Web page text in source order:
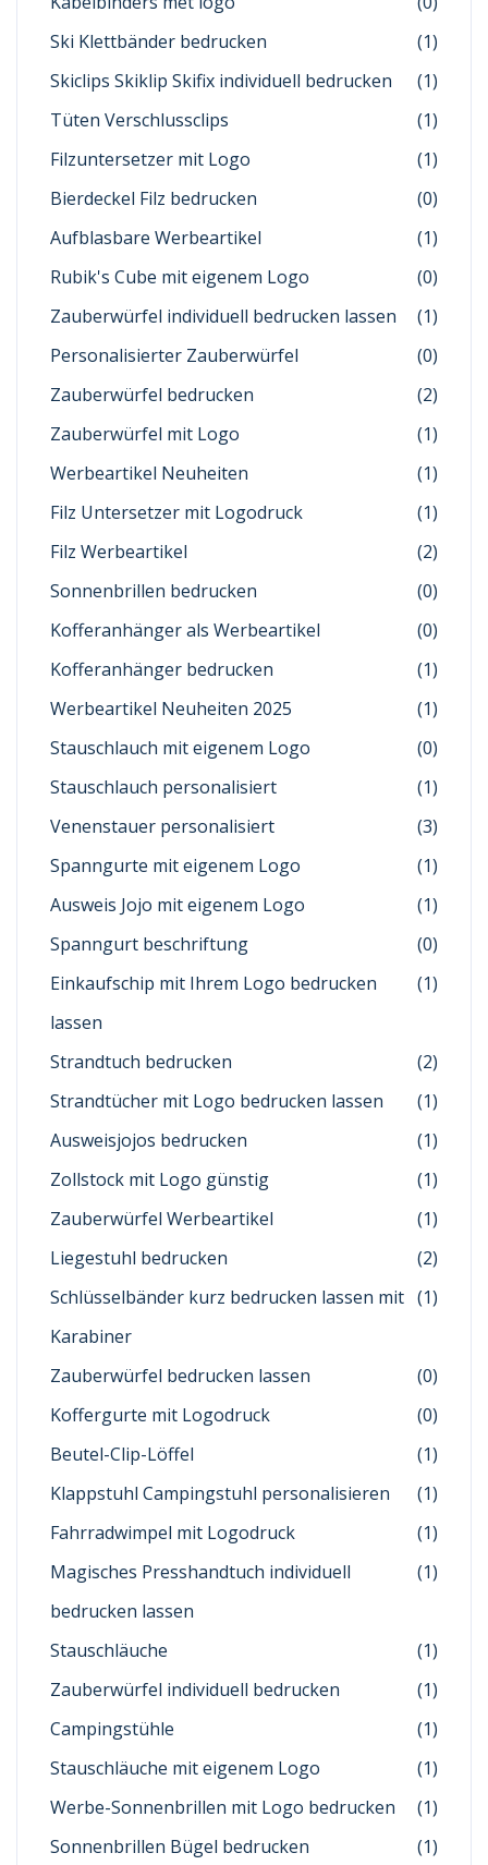
Ski Klettbänder bedrucken
(1)
Skiclips Skiklip Skifix individuell bedrucken
(1)
Tüten Verschlussclips
(1)
Filzuntersetzer mit Logo
(1)
Bierdeckel Filz bedrucken
(0)
Aufblasbare Werbeartikel
(1)
Rubik's Cube mit eigenem Logo
(0)
Zauberwürfel individuell bedrucken lassen
(1)
Personalisierter Zauberwürfel
(0)
Zauberwürfel bedrucken
(2)
Zauberwürfel mit Logo
(1)
Werbeartikel Neuheiten
(1)
Filz Untersetzer mit Logodruck
(1)
Filz Werbeartikel
(2)
Sonnenbrillen bedrucken
(0)
Kofferanhänger als Werbeartikel
(0)
Kofferanhänger bedrucken
(1)
Werbeartikel Neuheiten 2025
(1)
Stauschlauch mit eigenem Logo
(0)
Stauschlauch personalisiert
(1)
Venenstauer personalisiert
(3)
Spanngurte mit eigenem Logo
(1)
Ausweis Jojo mit eigenem Logo
(1)
Spanngurt beschriftung
(0)
Einkaufschip mit Ihrem Logo bedrucken
lassen
(1)
Strandtuch bedrucken
(2)
Strandtücher mit Logo bedrucken lassen
(1)
Ausweisjojos bedrucken
(1)
Zollstock mit Logo günstig
(1)
Zauberwürfel Werbeartikel
(1)
Liegestuhl bedrucken
(2)
Schlüsselbänder kurz bedrucken lassen mit
Karabiner
(1)
Zauberwürfel bedrucken lassen
(0)
Koffergurte mit Logodruck
(0)
Beutel-Clip-Löffel
(1)
Klappstuhl Campingstuhl personalisieren
(1)
Fahrradwimpel mit Logodruck
(1)
Magisches Presshandtuch individuell
bedrucken lassen
(1)
Stauschläuche
(1)
Zauberwürfel individuell bedrucken
(1)
Campingstühle
(1)
Stauschläuche mit eigenem Logo
(1)
Werbe-Sonnenbrillen mit Logo bedrucken
(1)
Sonnenbrillen Bügel bedrucken
(1)